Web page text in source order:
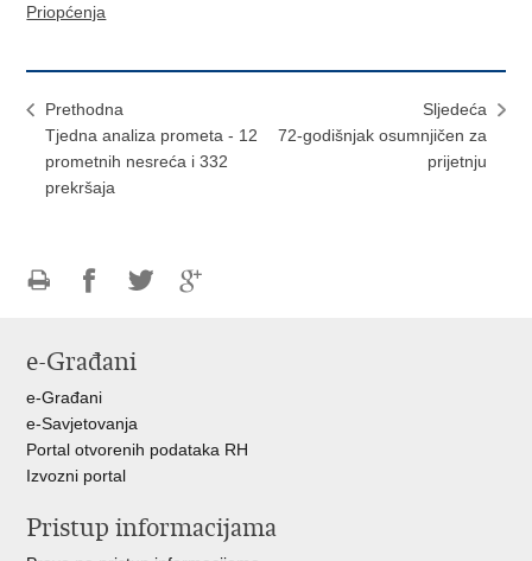
Priopćenja
Prethodna
Tjedna analiza prometa - 12
prometnih nesreća i 332
prekršaja
Sljedeća
72-godišnjak osumnjičen za
prijetnju
FacebookuTwitteru
e-Građani
e-Građani
e-Savjetovanja
Portal otvorenih podataka RH
Izvozni portal
Pristup informacijama